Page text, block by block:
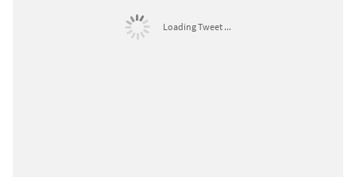
Loading Tweet ...